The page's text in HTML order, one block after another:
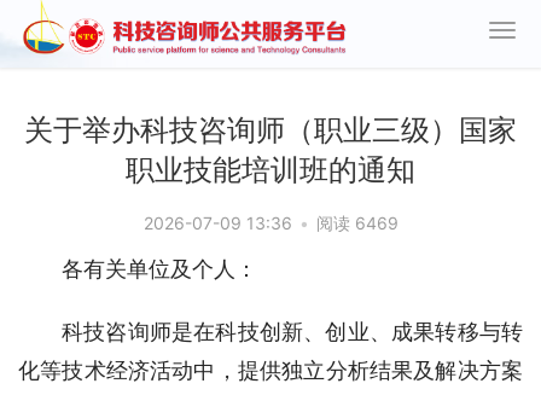
关于举办科技咨询师（职业三级）国家
职业技能培训班的通知
2026-07-09 13:36 • 阅读 6469
各有关单位及个人：
科技咨询师是在科技创新、创业、成果转移与转
化等技术经济活动中，提供独立分析结果及解决方案